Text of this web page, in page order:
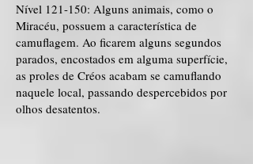
Nível 121-150: Alguns animais, como o
Miracéu, possuem a característica de
camuflagem. Ao ficarem alguns segundos
parados, encostados em alguma superfície,
as proles de Créos acabam se camuflando
naquele local, passando despercebidos por
olhos desatentos.